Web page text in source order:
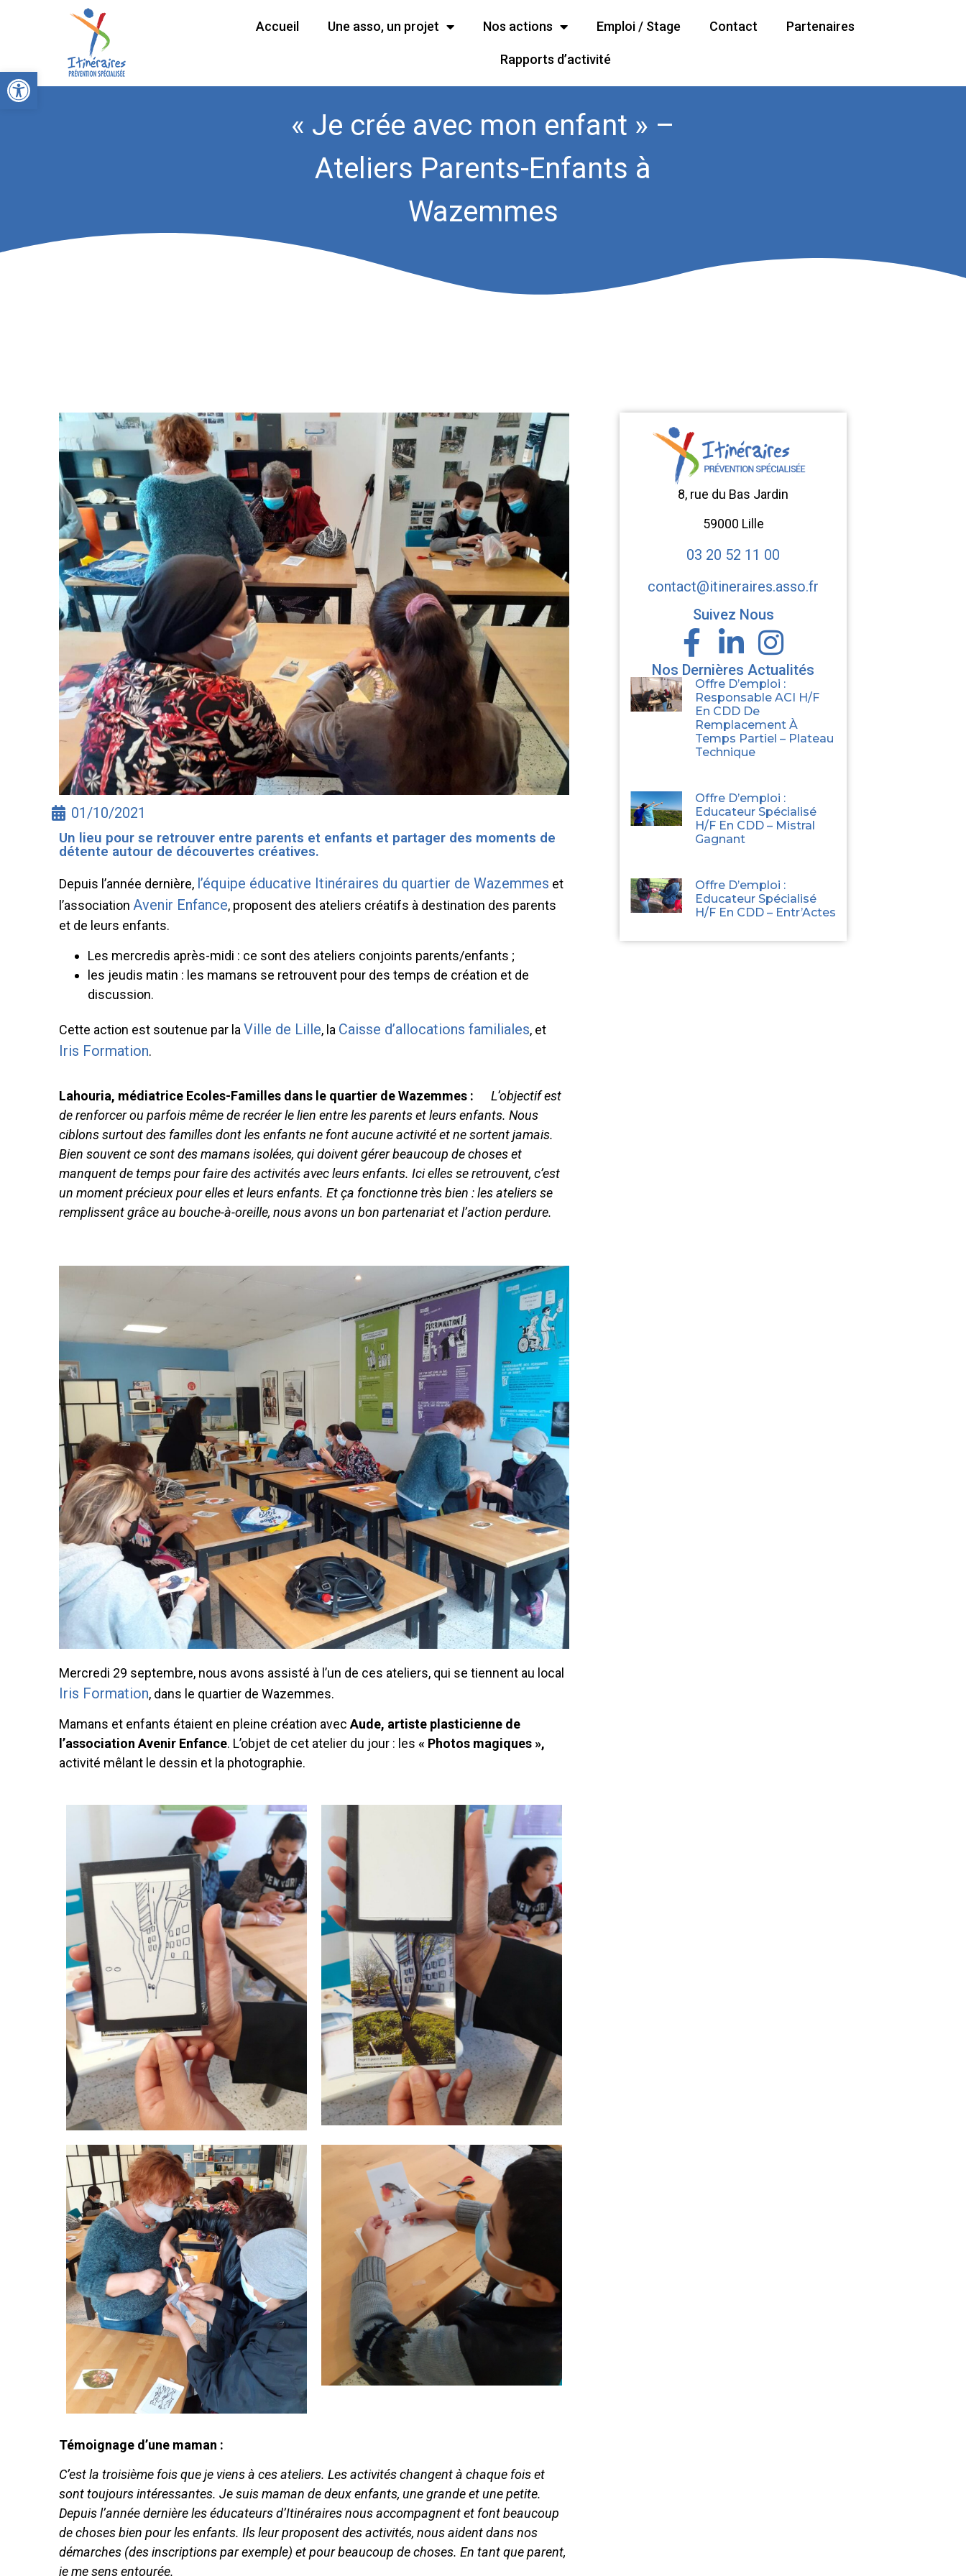
Ouvrir la barre d’outils
Accueil Une asso, un projet Nos actions Emploi / Stage Contact Partenaires
Rapports d’activité
« Je crée avec mon enfant » –
Ateliers Parents-Enfants à
Wazemmes
01/10/2021
Un lieu pour se retrouver entre parents et enfants et partager des moments de
détente autour de découvertes créatives.
Depuis l’année dernière, l’équipe éducative Itinéraires du quartier de Wazemmes et
l’association Avenir Enfance, proposent des ateliers créatifs à destination des parents
et de leurs enfants.
Les mercredis après-midi : ce sont des ateliers conjoints parents/enfants ;
les jeudis matin : les mamans se retrouvent pour des temps de création et de
discussion.
Cette action est soutenue par la Ville de Lille, la Caisse d’allocations familiales, et
Iris Formation.
Lahouria, médiatrice Ecoles-Familles dans le quartier de Wazemmes : L’objectif est
de renforcer ou parfois même de recréer le lien entre les parents et leurs enfants. Nous
ciblons surtout des familles dont les enfants ne font aucune activité et ne sortent jamais.
Bien souvent ce sont des mamans isolées, qui doivent gérer beaucoup de choses et
manquent de temps pour faire des activités avec leurs enfants. Ici elles se retrouvent, c’est
un moment précieux pour elles et leurs enfants. Et ça fonctionne très bien : les ateliers se
remplissent grâce au bouche-à-oreille, nous avons un bon partenariat et l’action perdure.
Mercredi 29 septembre, nous avons assisté à l’un de ces ateliers, qui se tiennent au local
Iris Formation, dans le quartier de Wazemmes.
Mamans et enfants étaient en pleine création avecAude, artiste plasticienne de
l’association Avenir Enfance. L’objet de cet atelier du jour : les « Photos magiques »,
activité mêlant le dessin et la photographie.
Témoignage d’une maman :
C’est la troisième fois que je viens à ces ateliers. Les activités changent à chaque fois et
sont toujours intéressantes. Je suis maman de deux enfants, une grande et une petite.
Depuis l’année dernière les éducateurs d’Itinéraires nous accompagnent et font beaucoup
de choses bien pour les enfants. Ils leur proposent des activités, nous aident dans nos
démarches (des inscriptions par exemple) et pour beaucoup de choses. En tant que parent,
je me sens entourée.
8, rue du Bas Jardin
59000 Lille
03 20 52 11 00
contact@itineraires.asso.fr
Suivez Nous
Nos Dernières Actualités
Offre D’emploi :
Responsable ACI H/F
En CDD De
Remplacement À
Temps Partiel – Plateau
Technique
Offre D’emploi :
Educateur Spécialisé
H/F En CDD – Mistral
Gagnant
Offre D’emploi :
Educateur Spécialisé
H/F En CDD – Entr’Actes